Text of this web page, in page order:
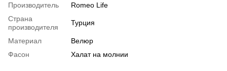
Производитель
Romeo Life
Страна
производителя
Турция
Материал
Велюр
Фасон
Халат на молнии